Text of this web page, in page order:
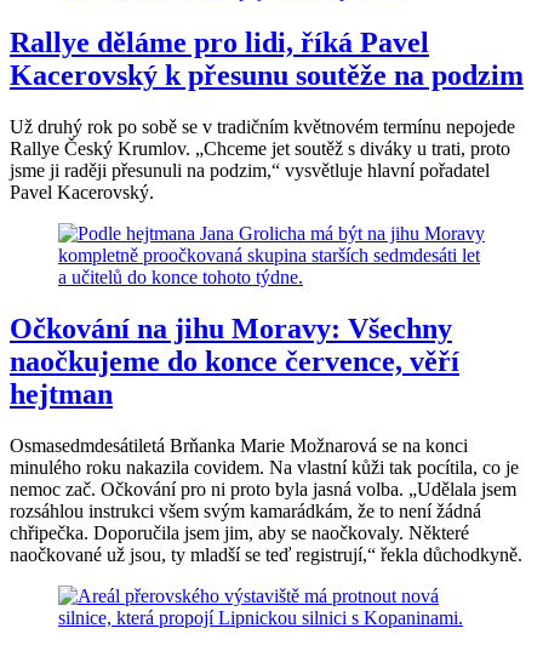
Rallye děláme pro lidi, říká Pavel
Kacerovský k přesunu soutěže na podzim
Už druhý rok po sobě se v tradičním květnovém termínu nepojede
Rallye Český Krumlov. „Chceme jet soutěž s diváky u trati, proto
jsme ji raději přesunuli na podzim,“ vysvětluje hlavní pořadatel
Pavel Kacerovský.
Očkování na jihu Moravy: Všechny
naočkujeme do konce července, věří
hejtman
Osmasedmdesátiletá Brňanka Marie Možnarová se na konci
minulého roku nakazila covidem. Na vlastní kůži tak pocítila, co je
nemoc zač. Očkování pro ni proto byla jasná volba. „Udělala jsem
rozsáhlou instrukci všem svým kamarádkám, že to není žádná
chřipečka. Doporučila jsem jim, aby se naočkovaly. Některé
naočkované už jsou, ty mladší se teď registrují,“ řekla důchodkyně.